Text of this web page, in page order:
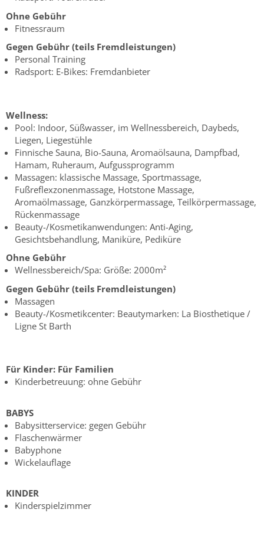
Ohne Gebühr
Fitnessraum
Gegen Gebühr (teils Fremdleistungen)
Personal Training
Radsport: E-Bikes: Fremdanbieter
Wellness:
Pool: Indoor, Süßwasser, im Wellnessbereich, Daybeds,
Liegen, Liegestühle
Finnische Sauna, Bio-Sauna, Aromaölsauna, Dampfbad,
Hamam, Ruheraum, Aufgussprogramm
Massagen: klassische Massage, Sportmassage,
Fußreflexzonenmassage, Hotstone Massage,
Aromaölmassage, Ganzkörpermassage, Teilkörpermassage,
Rückenmassage
Beauty-/Kosmetikanwendungen: Anti-Aging,
Gesichtsbehandlung, Maniküre, Pediküre
Ohne Gebühr
Wellnessbereich/Spa: Größe: 2000m²
Gegen Gebühr (teils Fremdleistungen)
Massagen
Beauty-/Kosmetikcenter: Beautymarken: La Biosthetique /
Ligne St Barth
Für Kinder: Für Familien
Kinderbetreuung: ohne Gebühr
BABYS
Babysitterservice: gegen Gebühr
Flaschenwärmer
Babyphone
Wickelauflage
KINDER
Kinderspielzimmer